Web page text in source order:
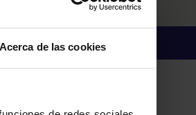
Acerca de las cookies